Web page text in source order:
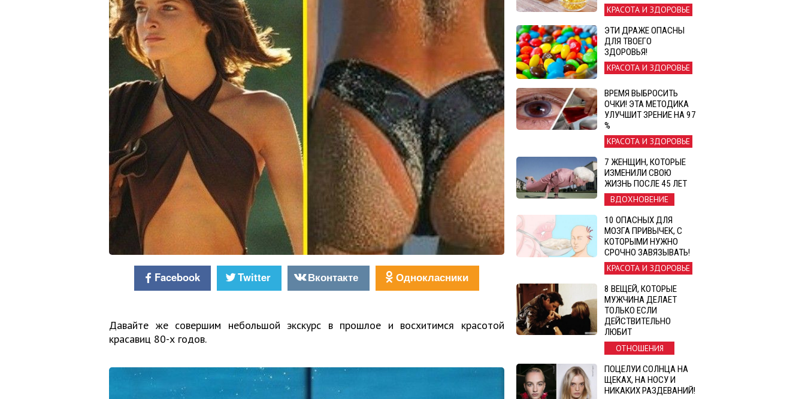
Facebook Twitter Вконтакте Однокласники
Давайте же совершим небольшой экскурс в прошлое и восхитимся красотой
красавиц 80-х годов.
КРАСОТА И ЗДОРОВЬЕ
ЭТИ ДРАЖЕ ОПАСНЫ
ДЛЯ ТВОЕГО
ЗДОРОВЬЯ!
КРАСОТА И ЗДОРОВЬЕ
ВРЕМЯ ВЫБРОСИТЬ
ОЧКИ! ЭТА МЕТОДИКА
УЛУЧШИТ ЗРЕНИЕ НА 97
%
КРАСОТА И ЗДОРОВЬЕ
7 ЖЕНЩИН, КОТОРЫЕ
ИЗМЕНИЛИ СВОЮ
ЖИЗНЬ ПОСЛЕ 45 ЛЕТ
ВДОХНОВЕНИЕ
10 ОПАСНЫХ ДЛЯ
МОЗГА ПРИВЫЧЕК, С
КОТОРЫМИ НУЖНО
СРОЧНО ЗАВЯЗЫВАТЬ!
КРАСОТА И ЗДОРОВЬЕ
8 ВЕЩЕЙ, КОТОРЫЕ
МУЖЧИНА ДЕЛАЕТ
ТОЛЬКО ЕСЛИ
ДЕЙСТВИТЕЛЬНО
ЛЮБИТ
ОТНОШЕНИЯ
ПОЦЕЛУИ СОЛНЦА НА
ЩЕКАХ, НА НОСУ И
НИКАКИХ РАЗДЕВАНИЙ!